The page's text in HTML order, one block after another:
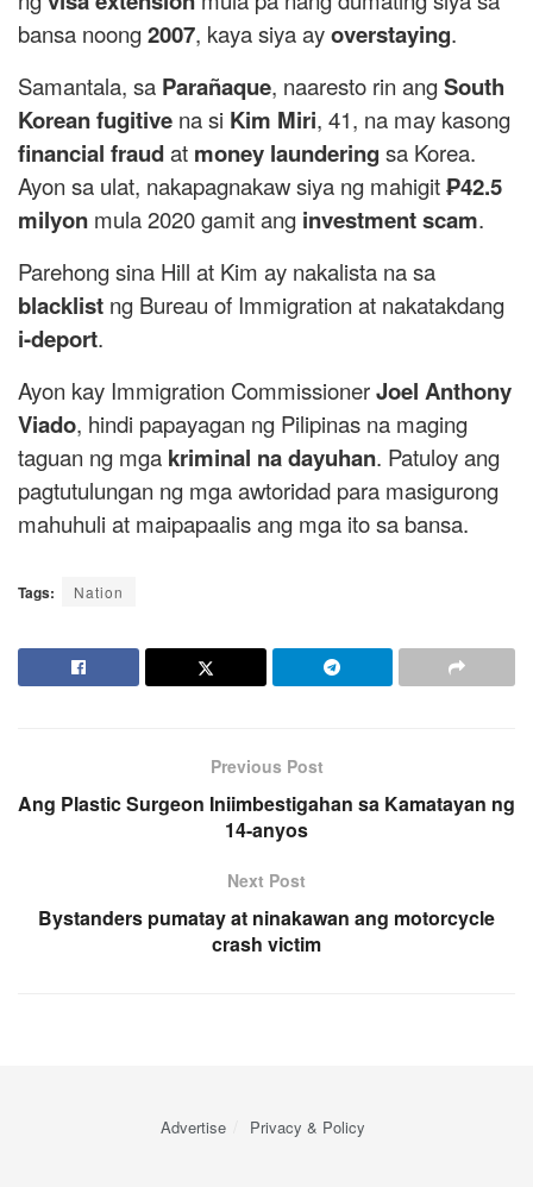
bansa noong2007, kaya siya ayoverstaying.
Samantala, sa Parañaque, naaresto rin angSouth
Korean fugitive na si Kim Miri, 41, na may kasong
financial fraudat money laundering sa Korea.
Ayon sa ulat, nakapagnakaw siya ng mahigit₱42.5
milyon mula 2020 gamit ang investment scam.
Parehong sina Hill at Kim ay nakalista na sa
blacklist ng Bureau of Immigration at nakatakdang
i-deport.
Ayon kay Immigration CommissionerJoel Anthony
Viado, hindi papayagan ng Pilipinas na maging
taguan ng mga kriminal na dayuhan. Patuloy ang
pagtutulungan ng mga awtoridad para masigurong
mahuhuli at maipapaalis ang mga ito sa bansa.
Tags: Nation
Previous Post
Ang Plastic Surgeon Iniimbestigahan sa Kamatayan ng
14-anyos
Next Post
Bystanders pumatay at ninakawan ang motorcycle
crash victim
Advertise Privacy & Policy